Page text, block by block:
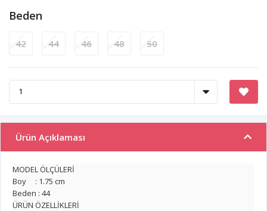
Beden
42 44 46 48 50
Ürün Açıklaması
MODEL ÖLÇÜLERİ
Boy : 1.75 cm
Beden : 44
ÜRÜN ÖZELLİKLERİ